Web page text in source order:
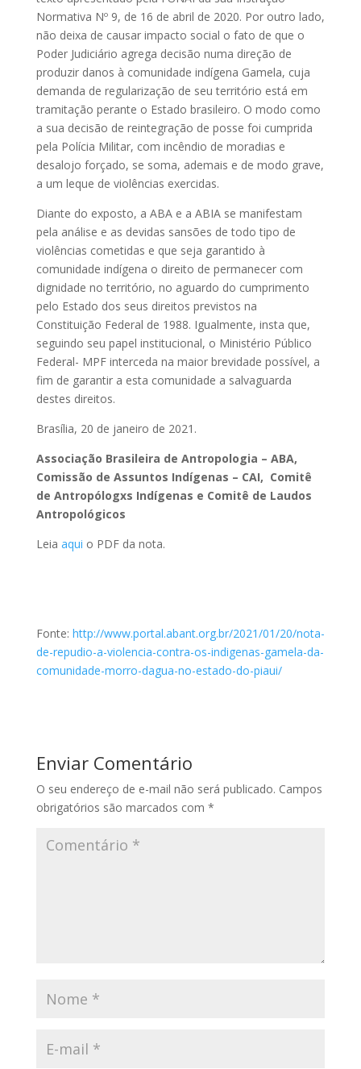
Normativa Nº 9, de 16 de abril de 2020. Por outro lado,
não deixa de causar impacto social o fato de que o
Poder Judiciário agrega decisão numa direção de
produzir danos à comunidade indígena Gamela, cuja
demanda de regularização de seu território está em
tramitação perante o Estado brasileiro. O modo como
a sua decisão de reintegração de posse foi cumprida
pela Polícia Militar, com incêndio de moradias e
desalojo forçado, se soma, ademais e de modo grave,
a um leque de violências exercidas.
Diante do exposto, a ABA e a ABIA se manifestam
pela análise e as devidas sansões de todo tipo de
violências cometidas e que seja garantido à
comunidade indígena o direito de permanecer com
dignidade no território, no aguardo do cumprimento
pelo Estado dos seus direitos previstos na
Constituição Federal de 1988. Igualmente, insta que,
seguindo seu papel institucional, o Ministério Público
Federal- MPF interceda na maior brevidade possível, a
fim de garantir a esta comunidade a salvaguarda
destes direitos.
Brasília, 20 de janeiro de 2021.
Associação Brasileira de Antropologia – ABA,
Comissão de Assuntos Indígenas – CAI, Comitê
de Antropólogxs Indígenas e Comitê de Laudos
Antropológicos
Leia aqui o PDF da nota.
Fonte: http://www.portal.abant.org.br/2021/01/20/nota-
de-repudio-a-violencia-contra-os-indigenas-gamela-da-
comunidade-morro-dagua-no-estado-do-piaui/
Enviar Comentário
O seu endereço de e-mail não será publicado. Campos
obrigatórios são marcados com *